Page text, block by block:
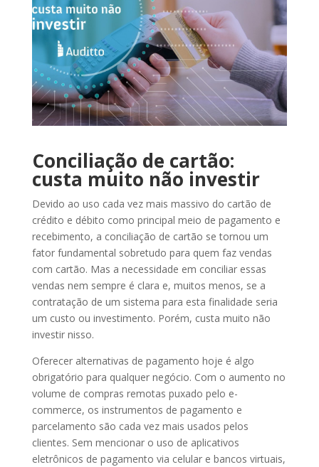
Conciliação de cartão:
custa muito não investir
Devido ao uso cada vez mais massivo do cartão de
crédito e débito como principal meio de pagamento e
recebimento, a conciliação de cartão se tornou um
fator fundamental sobretudo para quem faz vendas
com cartão. Mas a necessidade em conciliar essas
vendas nem sempre é clara e, muitos menos, se a
contratação de um sistema para esta finalidade seria
um custo ou investimento. Porém, custa muito não
investir nisso.
Oferecer alternativas de pagamento hoje é algo
obrigatório para qualquer negócio. Com o aumento no
volume de compras remotas puxado pelo e-
commerce, os instrumentos de pagamento e
parcelamento são cada vez mais usados pelos
clientes. Sem mencionar o uso de aplicativos
eletrônicos de pagamento via celular e bancos virtuais,